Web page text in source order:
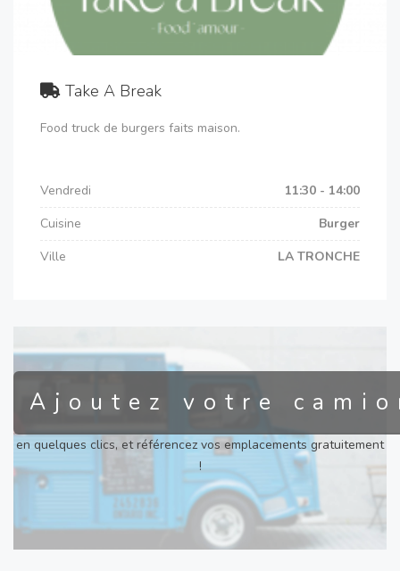
Take A Break
Food truck de burgers faits maison.
Vendredi
11:30 - 14:00
Cuisine
Burger
Ville
LA TRONCHE
Ajoutez votre
en quelques clics, et référencez vos emplacements gratuitement
!